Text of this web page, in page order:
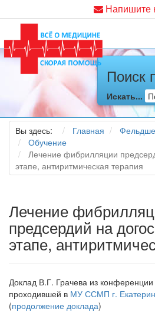
Напишите
Поиск
Искать...
Вы здесь: Главная
Обучение
Лечение фибрилляции
этапе, антиритмическая терапия
Лечение
предсердий на
этапе,
Доклад В.Г. Грачева из
проходившей в МУ ССМП г.
(продолжение доклада)